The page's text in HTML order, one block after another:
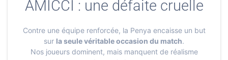
AMICCI : une défaite cruelle
Contre une équipe renforcée, la Penya encaisse un but
sur la seule véritable occasion du match.
Nos joueurs dominent, mais manquent de réalisme